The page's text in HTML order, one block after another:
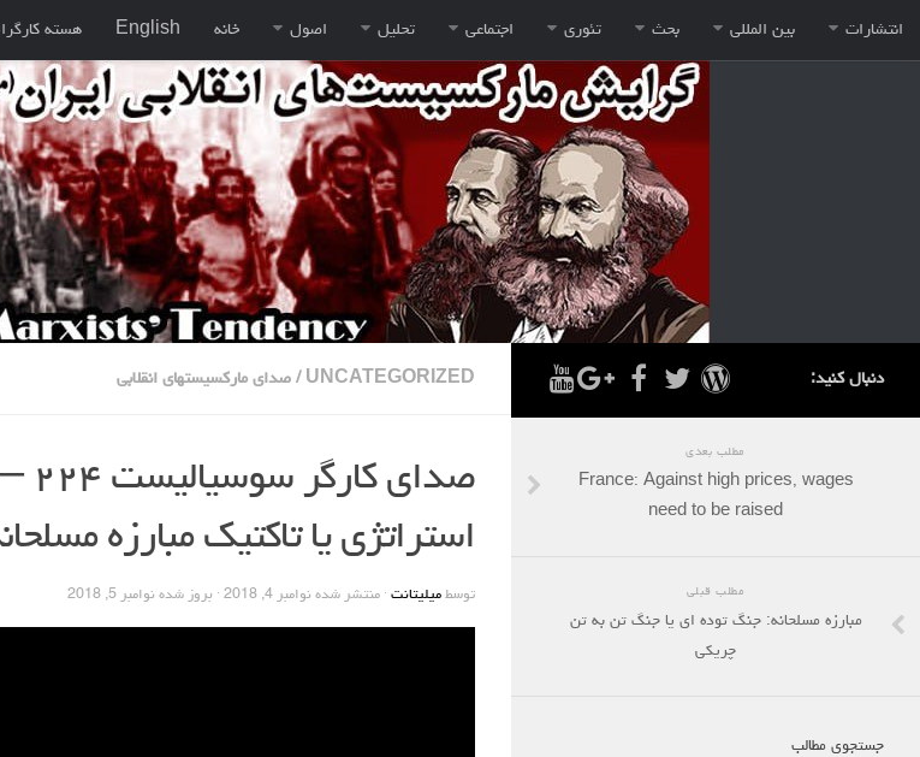
انتشارات بین المللی بحث تئوری اجتماعی تحلیل اصول خانه English هسته
UNCATEGORIZED
/ صدای مارکسیستهای انقلابی
استراتژی یا تاکتیک مبارزه
توسط میلیتانت · منتشر شده نوامبر 4, 2018 · بروز شده نوامبر 5, 2018
دنبال کنید:
مطلب بعدی
France: Against high prices, wages
need to be raised
مطلب قبلی
مبارزه مسلحانه: جنگ توده ای یا جنگ تن به تن
چریکی
جستجوی مطالب